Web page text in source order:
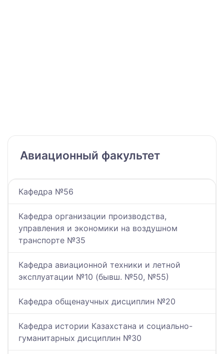
Авиационный факультет
Кафедра №56
Кафедра организации производства,
управления и экономики на воздушном
транспорте №35
Кафедра авиационной техники и летной
эксплуатации №10 (бывш. №50, №55)
Кафедра общенаучных дисциплин №20
Кафедра истории Казахстана и социально-
гуманитарных дисциплин №30